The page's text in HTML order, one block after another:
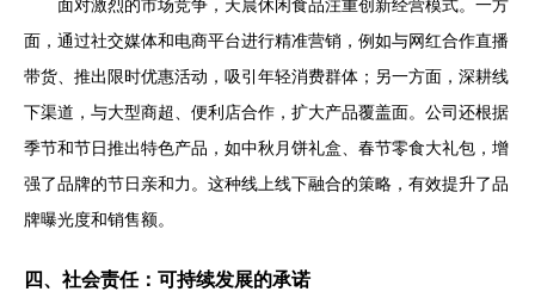
面对激烈的市场竞争，天晨休闲食品注重创新经营模式。一方
面，通过社交媒体和电商平台进行精准营销，例如与网红合作直播
带货、推出限时优惠活动，吸引年轻消费群体；另一方面，深耕线
下渠道，与大型商超、便利店合作，扩大产品覆盖面。公司还根据
季节和节日推出特色产品，如中秋月饼礼盒、春节零食大礼包，增
强了品牌的节日亲和力。这种线上线下融合的策略，有效提升了品
牌曝光度和销售额。
四、社会责任：可持续发展的承诺